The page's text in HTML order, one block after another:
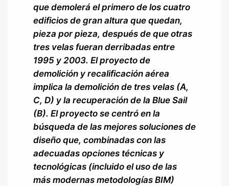
que demolerá el primero de los cuatro
edificios de gran altura que quedan,
pieza por pieza, después de que otras
tres velas fueran derribadas entre
1995 y 2003. El proyecto de
demolición y recalificación aérea
implica la demolición de tres velas (A,
C, D) y la recuperación de la Blue Sail
(B). El proyecto se centró en la
búsqueda de las mejores soluciones de
diseño que, combinadas con las
adecuadas opciones técnicas y
tecnológicas (incluido el uso de las
más modernas metodologías BIM)